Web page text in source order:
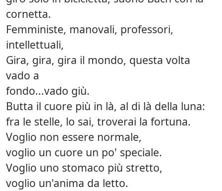
cornetta.
Femministe, manovali, professori,
intellettuali,
Gira, gira, gira il mondo, questa volta
vado a
fondo...vado giù.
Butta il cuore più in là, al di là della luna:
fra le stelle, lo sai, troverai la fortuna.
Voglio non essere normale,
voglio un cuore un po' speciale.
Voglio uno stomaco più stretto,
voglio un'anima da letto.